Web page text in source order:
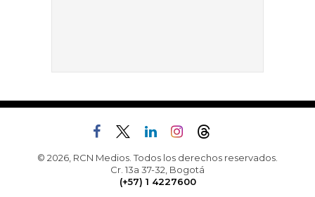
© 2026, RCN Medios. Todos los derechos reservados.
Cr. 13a 37-32, Bogotá
(+57) 1 4227600